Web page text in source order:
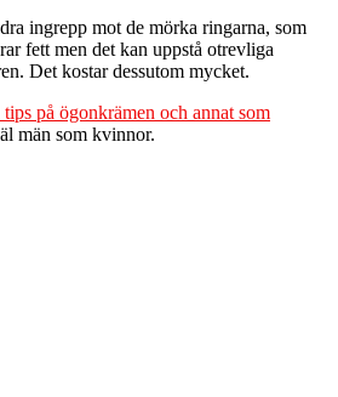
ingrepp mot de mörka ringarna, som
fett men det kan uppstå otrevliga
Det kostar dessutom mycket.
tips på ögonkrämen och annat som
män som kvinnor.